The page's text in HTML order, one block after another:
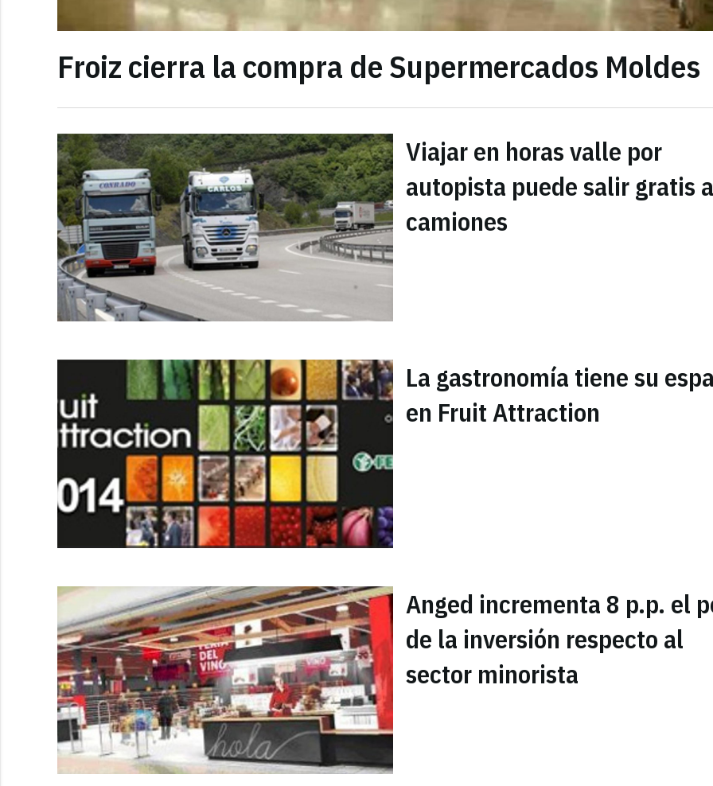
Froiz cierra la compra de Supermercados Moldes
Viajar en horas valle por
autopista puede salir gratis
camiones
La gastronomía tiene su
en Fruit Attraction
Anged incrementa 8 p.p. el
de la inversión respecto al
sector minorista